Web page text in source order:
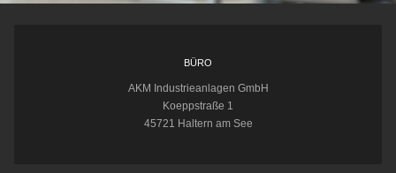
BÜRO
AKM Industrieanlagen GmbH
Koeppstraße 1
45721 Haltern am See